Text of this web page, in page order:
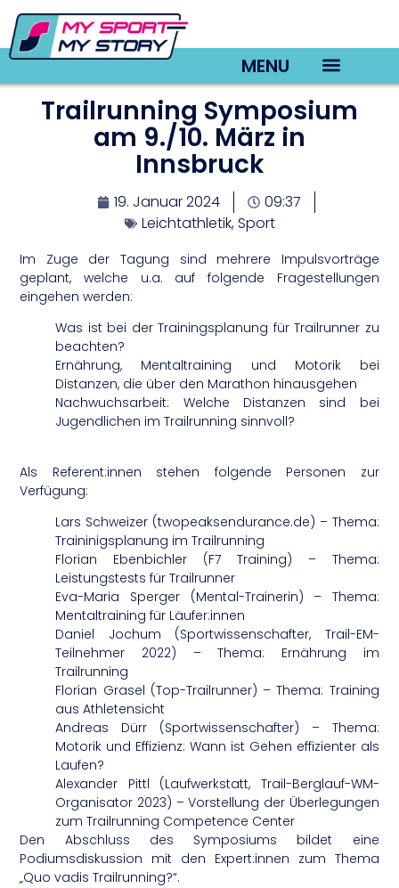
MENU
Trailrunning Symposium
am 9./10. März in
Innsbruck
19. Januar 2024
09:37
Leichtathletik,Sport
Im Zuge der Tagung sind mehrere Impulsvorträge
geplant, welche u.a. auf folgende Fragestellungen
eingehen werden:
Was ist bei der Trainingsplanung für Trailrunner zu
beachten?
Ernährung, Mentaltraining und Motorik bei
Distanzen, die über den Marathon hinausgehen
Nachwuchsarbeit: Welche Distanzen sind bei
Jugendlichen im Trailrunning sinnvoll?
Als Referent:innen stehen folgende Personen zur
Verfügung:
Lars Schweizer (twopeaksendurance.de) – Thema:
Traininigsplanung im Trailrunning
Florian Ebenbichler (F7 Training) – Thema:
Leistungstests für Trailrunner
Eva-Maria Sperger (Mental-Trainerin) – Thema:
Mentaltraining für Läufer:innen
Daniel Jochum (Sportwissenschafter, Trail-EM-
Teilnehmer 2022) – Thema: Ernährung im
Trailrunning
Florian Grasel (Top-Trailrunner) – Thema: Training
aus Athletensicht
Andreas Dürr (Sportwissenschafter) – Thema:
Motorik und Effizienz: Wann ist Gehen effizienter als
Laufen?
Alexander Pittl (Laufwerkstatt, Trail-Berglauf-WM-
Organisator 2023) – Vorstellung der Überlegungen
zum Trailrunning Competence Center
Den Abschluss des Symposiums bildet eine
Podiumsdiskussion mit den Expert:innen zum Thema
„Quo vadis Trailrunning?“.